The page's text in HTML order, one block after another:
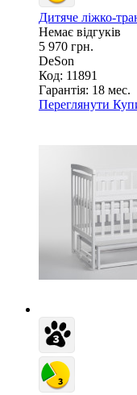
Дитяче ліжко-
Немає відгуків
5 970 грн.
DeSon
Код: 11891
Гарантія: 18 мес.
Переглянути